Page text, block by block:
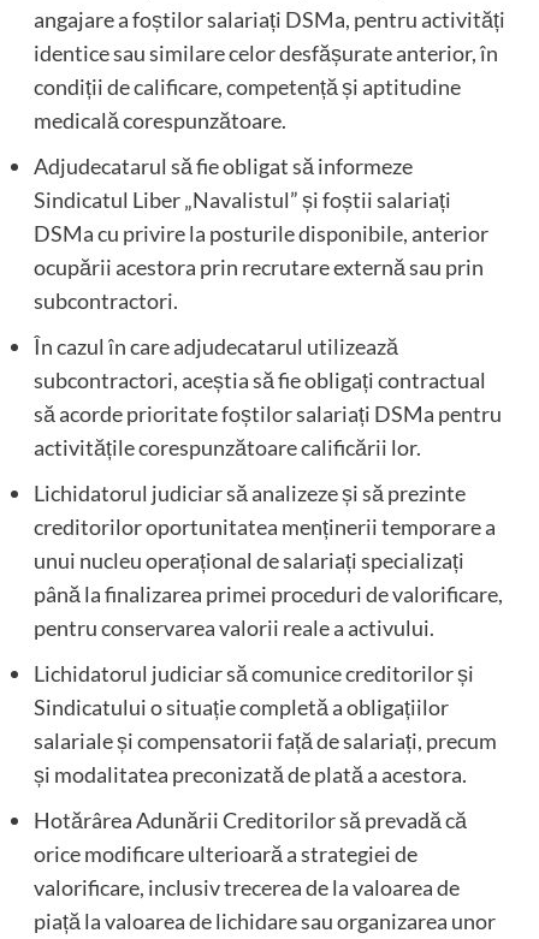
angajare a foștilor salariați DSMa, pentru activități
identice sau similare celor desfășurate anterior, în
condiții de calificare, competență și aptitudine
medicală corespunzătoare.
Adjudecatarul să fie obligat să informeze
Sindicatul Liber „Navalistul” și foștii salariați
DSMa cu privire la posturile disponibile, anterior
ocupării acestora prin recrutare externă sau prin
subcontractori.
În cazul în care adjudecatarul utilizează
subcontractori, aceștia să fie obligați contractual
să acorde prioritate foștilor salariați DSMa pentru
activitățile corespunzătoare calificării lor.
Lichidatorul judiciar să analizeze și să prezinte
creditorilor oportunitatea menținerii temporare a
unui nucleu operațional de salariați specializați
până la finalizarea primei proceduri de valorificare,
pentru conservarea valorii reale a activului.
Lichidatorul judiciar să comunice creditorilor și
Sindicatului o situație completă a obligațiilor
salariale și compensatorii față de salariați, precum
și modalitatea preconizată de plată a acestora.
Hotărârea Adunării Creditorilor să prevadă că
orice modificare ulterioară a strategiei de
valorificare, inclusiv trecerea de la valoarea de
piață la valoarea de lichidare sau organizarea unor